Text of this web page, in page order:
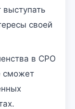
своей
в СРО
сможет